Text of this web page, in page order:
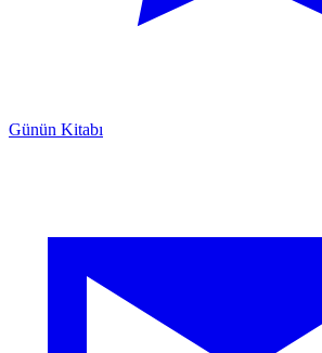
Günün Kitabı